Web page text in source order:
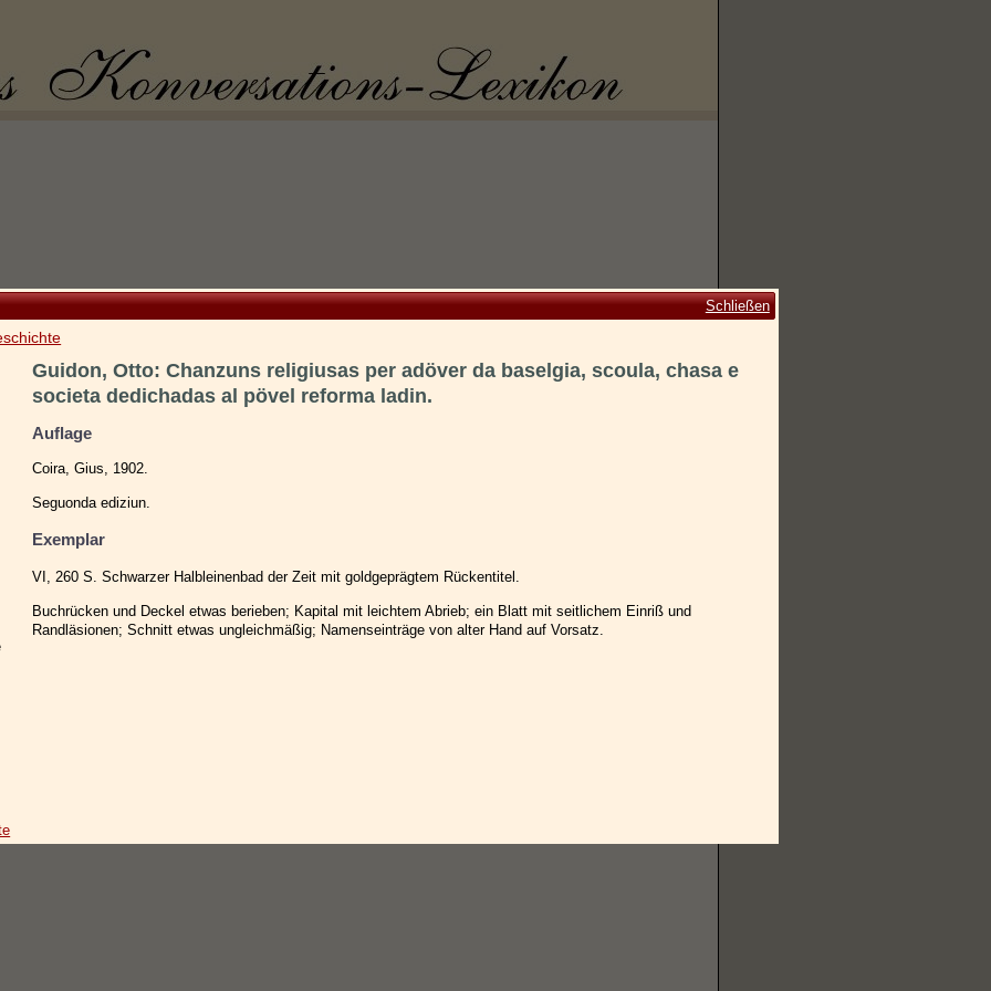
Schließen
Guidon, Otto: Chanzuns religiusas per adöver da baselgia, scoula, chasa e
societa dedichadas al pövel reforma ladin.
Auflage
Coira, Gius, 1902.
Seguonda ediziun.
Exemplar
VI, 260 S. Schwarzer Halbleinenbad der Zeit mit goldgeprägtem Rückentitel.
Buchrücken und Deckel etwas berieben; Kapital mit leichtem Abrieb; ein Blatt mit seitlichem Einriß und
Randläsionen; Schnitt etwas ungleichmäßig; Namenseinträge von alter Hand auf Vorsatz.